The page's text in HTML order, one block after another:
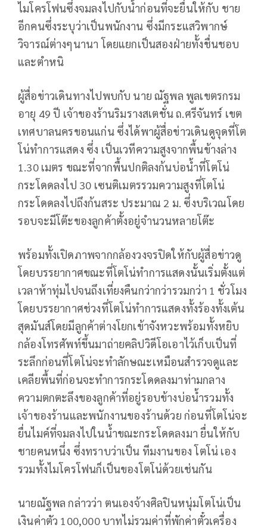
ไมโครโฟนซึ่งจมลงไปกับน้ำก่อนที่จะยื่นให้กับ ชาย
อีกคนซึ่งระบุว่าเป็นพนักงาน ซึ่งมีกระแสวิพากษ์
วิจารณ์ต่างๆนานา โดยแยกเป็นสองฝ่ายทั้งชื่นชอบ
และตำหนิ
ผู้สื่อข่าวเดินทางไปพบกับ นาย ณัฐพล พูลเขตรกรม
อายุ 49 ปี เจ้าของร้านริมรางสเตชั่น ถ.ศรีจันทร์ เขต
เทศบาลนครขอนแก่น ซึ่งได้พาผู้สื่อข่าวเดินดูจุดที่โต
โน่ทำการแสดง ซึ่ง เป็นเวทีความสูงจากพื้นข้างล่าง
1.30 เมตร ขณะที่จากพื้นปกติลงก้นบ่อน้ำที่โตโน่
กระโดดลงไป 30 เซนติเมตรรวมความสูงที่โตโน่
กระโดดลงไปถึงก้นสระ ประมาณ 2 ม. ซึ่งบริเวณโดย
รอบจะมีโต๊ะของลูกค้าตั้งอยู่จำนวนหลายโต๊ะ
พร้อมทั้งเปิดภาพจากกล้องวงจรปิดให้กับผู้สื่อข่าวดู
โดยบรรยากาศขณะที่โตโน่ทำการแสดงนั้นเริ่มตั้งแต่
เวลาห้าทุ่มไปจนถึงเที่ยงคืนกว่ากว่ารวมกว่า 1 ชั่วโมง
โดยบรรยากาศช่วงที่โตโน่ทำการแสดงทั้งร้องทั้งเต้น
สุดมันส์โดยมีลูกค้าต่างโยกเข้าจังหวะพร้อมทั้งหยิบ
กล้องโทรศัพท์ขึ้นมาถ่ายคลิปวิดีโอเอาไว้เก็บเป็นที่
ระลึกก่อนที่โตโน่จะทำลักษณะเหมือนสำรวจดูและ
เคลียพื้นที่ก่อนจะทำการกระโดดลงมาท่ามกลาง
ความตกตะลึงของลูกค้าที่อยู่รอบข้างบ่อน้ำรวมทั้ง
เจ้าของร้านและพนักงานของร้านด้วย ก่อนที่โตโน่จะ
ยื่นไมค์ที่จมลงไปในน้ำขณะกระโดดลงมา ยื่นให้กับ
ชายคนหนึ่ง ซึ่งทราบว่าเป็น ทีมงานของ โตโน่ เอง
รวมทั้งไมโครโฟนก็เป็นของโตโน่ด้วยเช่นกัน
นายณัฐพล กล่าวว่า ตนเองจ้างศิลปินหนุ่มโตโน่เป็น
เงินค่าตัว 100,000 บาทไม่รวมค่าที่พักค่าตั๋วเครื่อง